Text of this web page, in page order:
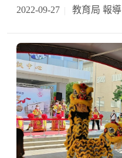
2022-09-27 教育局 報導